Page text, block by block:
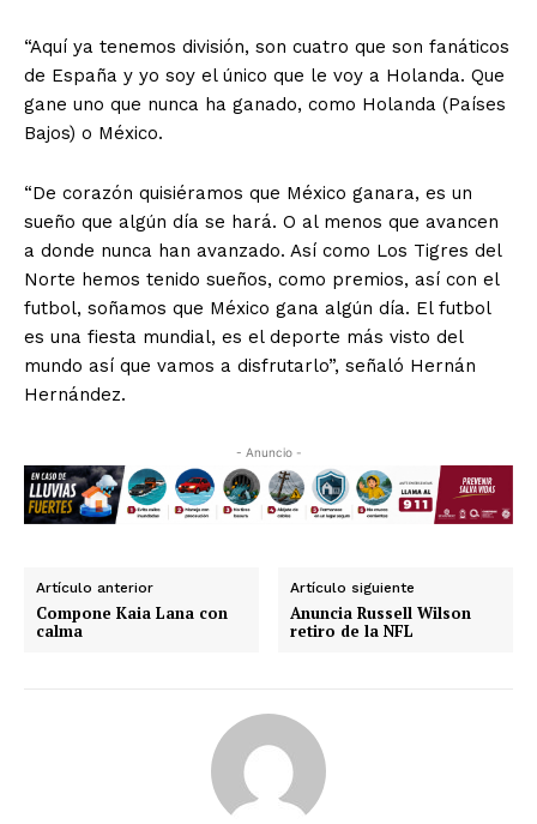
“Aquí ya tenemos división, son cuatro que son fanáticos
de España y yo soy el único que le voy a Holanda. Que
gane uno que nunca ha ganado, como Holanda (Países
Bajos) o México.
“De corazón quisiéramos que México ganara, es un
sueño que algún día se hará. O al menos que avancen
a donde nunca han avanzado. Así como Los Tigres del
Norte hemos tenido sueños, como premios, así con el
futbol, soñamos que México gana algún día. El futbol
es una fiesta mundial, es el deporte más visto del
mundo así que vamos a disfrutarlo”, señaló Hernán
Hernández.
- Anuncio -
Artículo anterior
Compone Kaia Lana con
calma
Artículo siguiente
Anuncia Russell Wilson
retiro de la NFL